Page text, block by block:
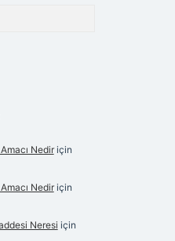
Nediriçin
Nediriçin
Neresi için